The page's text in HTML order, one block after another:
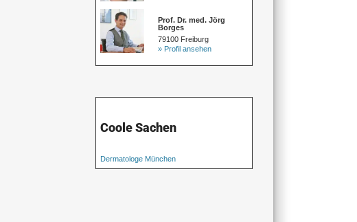
Prof. Dr. med. Jörg
Borges
79100 Freiburg
» Profil ansehen
Coole Sachen
Dermatologe München